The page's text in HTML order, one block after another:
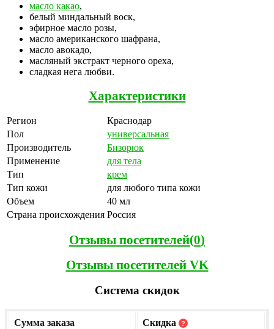
масло какао,
белый миндальный воск,
эфирное масло розы,
масло американского шафрана,
масло авокадо,
масляный экстракт черного ореха,
сладкая нега любви.
Характеристики
Регион
Краснодар
Пол
универсальная
Производитель
Бизорюк
Применение
для тела
Тип
крем
Тип кожи
для любого типа кожи
Объем
40 мл
Страна происхождения Россия
Отзывы посетителей(0)
Отзывы посетителей VK
Система скидок
Сумма заказа Скидка ?